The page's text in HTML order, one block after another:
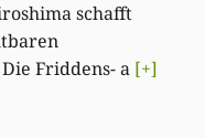
schafft
Friddens- a [+]